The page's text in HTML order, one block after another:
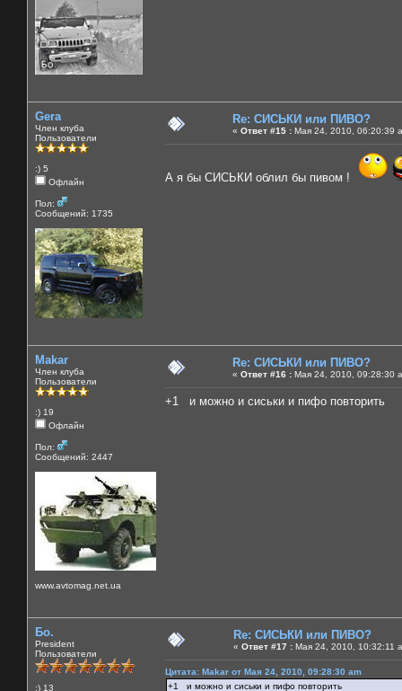
Gera
Член клуба
Пользователи
:) 5
Офлайн
Пол:
Сообщений: 1735
Re: СИСЬКИ или ПИВО?
« Ответ #15 : Мая 24, 2010, 06:20:39
А я бы СИСЬКИ облил бы пивом !
Makar
Член клуба
Пользователи
:) 19
Офлайн
Пол:
Сообщений: 2447
www.avtomag.net.ua
Re: СИСЬКИ или ПИВО?
« Ответ #16 : Мая 24, 2010, 09:28:30
+1 и можно и сиськи и пифо повторить
Бо.
President
Пользователи
:) 13
Re: СИСЬКИ или ПИВО?
« Ответ #17 : Мая 24, 2010, 10:32:11
Цитата: Makar от Мая 24, 2010, 09:28:30 am
+1 и можно и сиськи и пифо повторить